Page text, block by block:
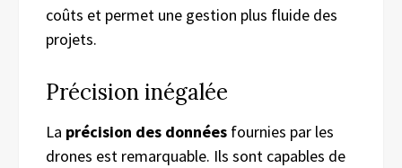
coûts et permet une gestion plus fluide des
projets.
Précision inégalée
La précision des données fournies par les
drones est remarquable. Ils sont capables de